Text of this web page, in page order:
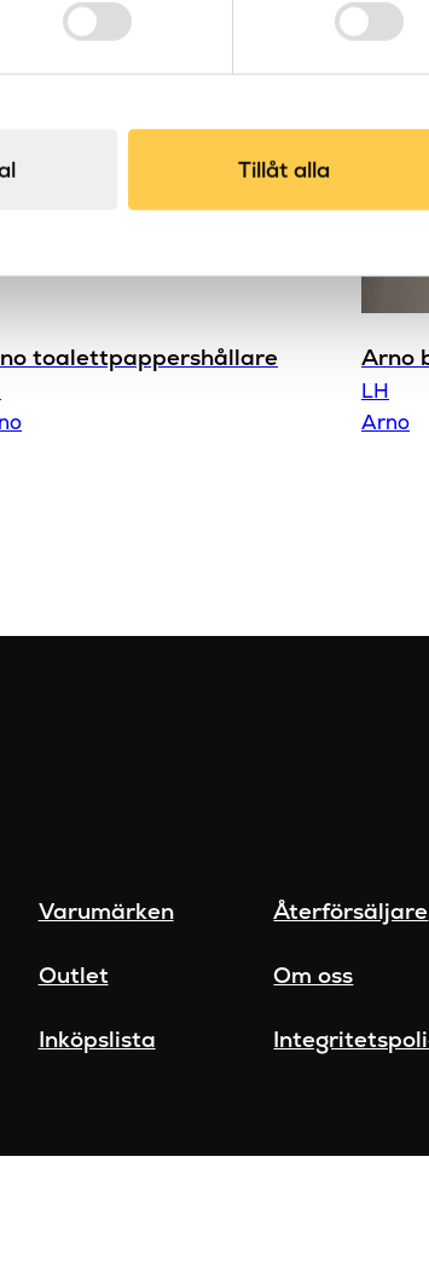
Tillåt alla
Produkttyp
Tvättställ
Push-open
Nej
Torcello
LH
toalettpappershållare Arno
LH
Arno
Varumärken Återförsäljare
Outlet Om oss
Inköpslista